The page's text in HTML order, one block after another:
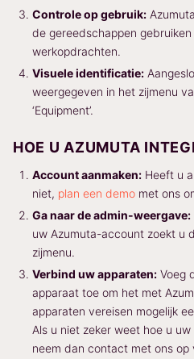
Controle op gebruik:
de gereedschappen
werkopdrachten.
Visuele identificatie:
weergegeven in het zijmenu
‘Equipment’.
HOE U AZUMUTA
Account aanmaken: Heeft u
niet, plan een demo met ons
Ga naar de admin-weergave:
uw Azumuta-account zoekt u
zijmenu.
Verbind uw apparaten: Voeg
apparaat toe om het met
apparaten vereisen mogelijk
Als u niet zeker weet hoe u
neem dan contact met ons op